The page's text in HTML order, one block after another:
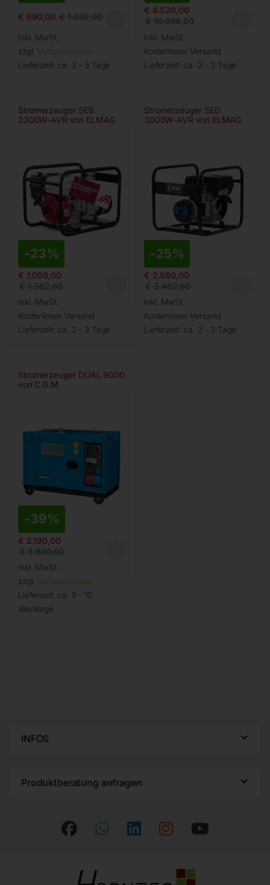
€ 690,00 €1.032,00
inkl. MwSt.
zzgl. Versandkosten
Lieferzeit: ca. 2 - 3 Tage
€ 8.520,00
€10.986,00
inkl. MwSt.
Kostenloser Versand
Lieferzeit: ca. 2 - 3 Tage
Stromerzeuger SEB
3300W-AVR von ELMAG
-23%
€ 1.050,00
€1.362,00
inkl. MwSt.
Kostenloser Versand
Lieferzeit: ca. 2 - 3 Tage
Stromerzeuger SED
3000W-AVR von ELMAG
-25%
€ 2.580,00
€3.462,00
inkl. MwSt.
Kostenloser Versand
Lieferzeit: ca. 2 - 3 Tage
Stromerzeuger DUAL 9000
von C.G.M.
-39%
€ 2.190,00
€3.600,00
inkl. MwSt.
zzgl. Versandkosten
Lieferzeit: ca. 5 - 10
Werktage
INFOS
Produktberatung anfragen